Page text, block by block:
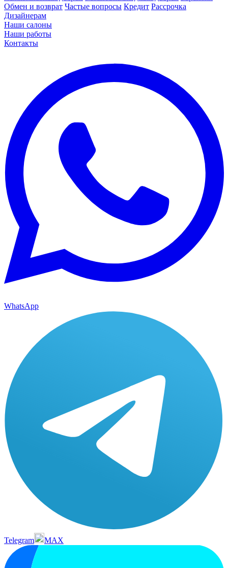
Обмен и возврат Частые вопросы Кредит Рассрочка
Дизайнерам
Наши салоны
Наши работы
Контакты
WhatsApp
Telegram MAX